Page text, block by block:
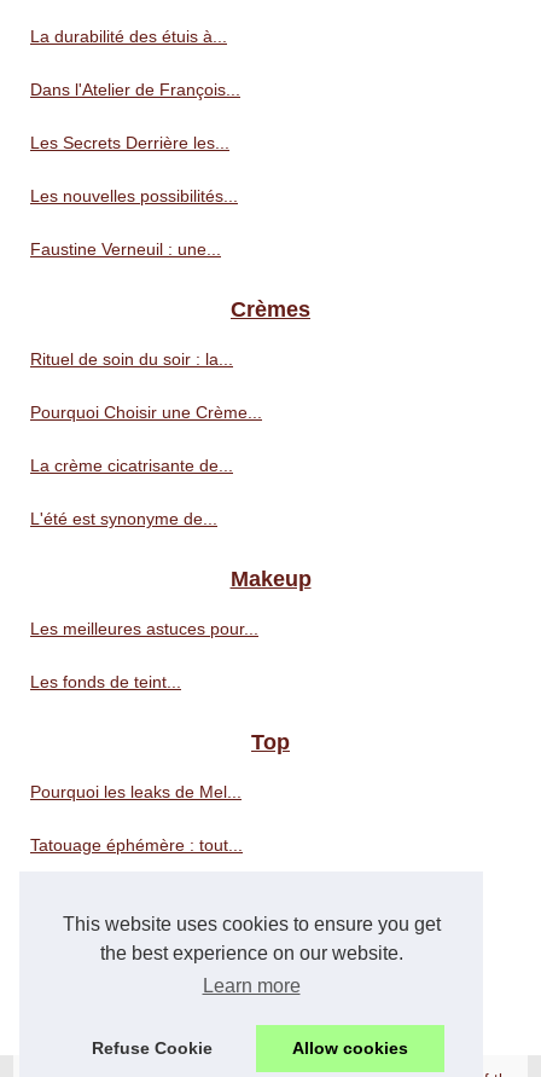
This website uses cookies to ensure you get
the best experience on our website.
Learn more
Refuse Cookie Allow cookies
La durabilité des étuis à...
Dans l'Atelier de François...
Les Secrets Derrière les...
Les nouvelles possibilités...
Faustine Verneuil : une...
Crèmes
Rituel de soin du soir : la...
Pourquoi Choisir une Crème...
La crème cicatrisante de...
L'été est synonyme de...
Makeup
Les meilleures astuces pour...
Les fonds de teint...
Top
Pourquoi les leaks de Mel...
Tatouage éphémère : tout...
Pourquoi louer une aire de...